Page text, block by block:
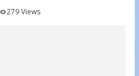
279 Views